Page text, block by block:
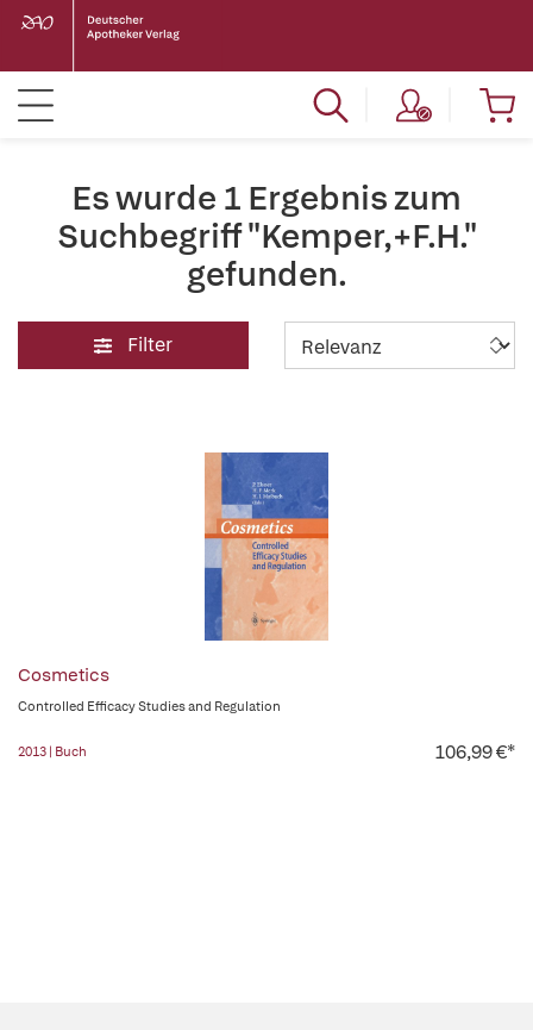
Es wurde 1 Ergebnis zum
Suchbegriff "Kemper,+F.H."
gefunden.
Filter
Cosmetics
Controlled Efficacy Studies and Regulation
2013 | Buch 106,99 €*